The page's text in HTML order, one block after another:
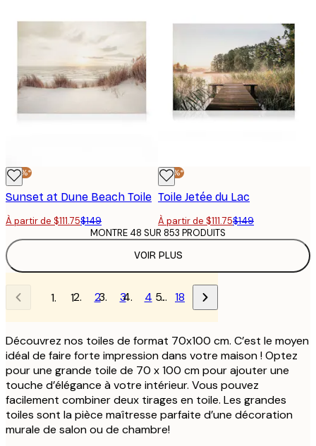
-25%*
Sunset at Dune Beach Toile
À partir de $111.75$149
-25%*
Toile Jetée du Lac
À partir de $111.75$149
VOIR PLUS
MONTRE 48 SUR 853 PRODUITS
1 2 3 4 … 18
Découvrez nos toiles de format 70x100 cm. C’est le moyen
idéal de faire forte impression dans votre maison ! Optez
pour une grande toile de 70 x 100 cm pour ajouter une
touche d’élégance à votre intérieur. Vous pouvez
facilement combiner deux tirages en toile. Les grandes
toiles sont la pièce maîtresse parfaite d’une décoration
murale de salon ou de chambre!